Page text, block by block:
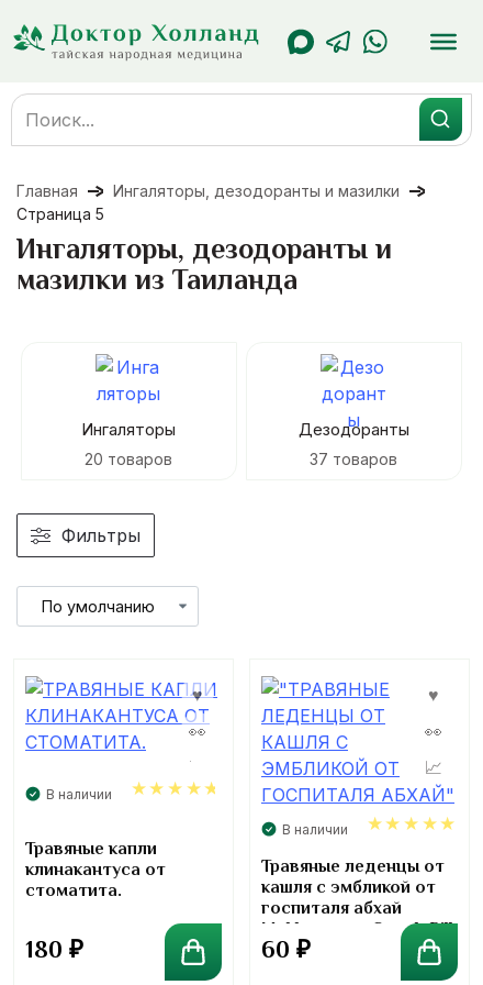
содержанию
Search
for:
Главная
Ингаляторы, дезодоранты и мазилки
Страница 5
Ингаляторы, дезодоранты и
мазилки из Таиланда
Ингаляторы
20 товаров
Дезодоранты
37 товаров
Фильтры
В наличии
Травяные капли
клинакантуса от
стоматита.
180 ₽
В наличии
4.93
Травяные леденцы от
кашля с эмбликой от
госпиталя абхай
Makhampom Cough Pill
60 ₽